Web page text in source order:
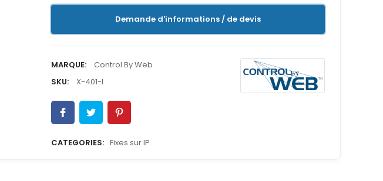
Demande d'informations / de devis
MARQUE:
Control By Web
SKU:
X-401-I
CATEGORIES: Fixes sur IP